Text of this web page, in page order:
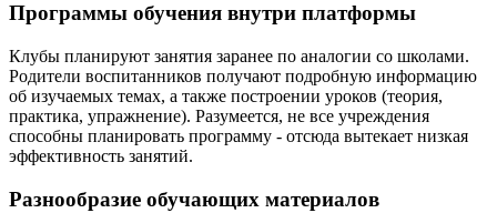
Программы обучения внутри платформы
Клубы планируют занятия заранее по аналогии со школами.
Родители воспитанников получают подробную информацию
об изучаемых темах, а также построении уроков (теория,
практика, упражнение). Разумеется, не все учреждения
способны планировать программу - отсюда вытекает низкая
эффективность занятий.
Разнообразие обучающих материалов